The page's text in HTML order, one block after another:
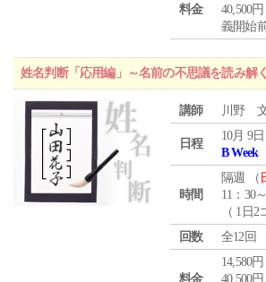
料金
40,500
義開始
姓名判断「応用編」～名前の不思議を読み解
講師 川野
日程
10月 9
B Week
時間
隔週 （
11：30
（ 1日2
回数
全12回
料金
14,580
40,500